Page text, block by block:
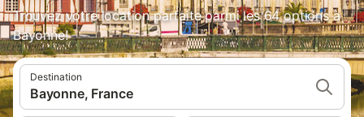
Trouvez votre location parfaite parmi les 64 options à
Bayonne!
Destination
Bayonne, France